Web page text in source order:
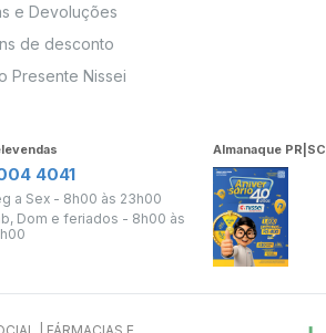
e Devoluções
de desconto
Presente Nissei
4041
a Sex - 8h00 às 23h00
Dom e feriados - 8h00 às
Almanaque PR|SC